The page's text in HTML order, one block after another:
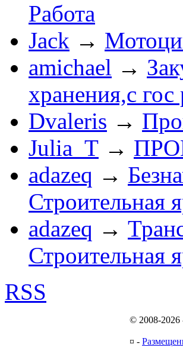
Работа
Jack →
amichael →
хранения,с гос
Dvaleris →
Julia_T →
adazeq →
Строительная
adazeq →
Строительная
RSS
© 2008-2026
¤ -